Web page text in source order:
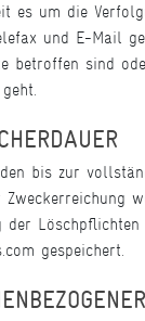
es um die
und E-Mail
betroffen sind
bis zur
der
gespeichert.